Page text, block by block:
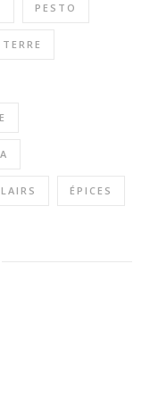
PESTO
ÉPICES